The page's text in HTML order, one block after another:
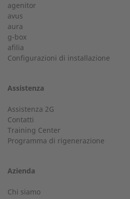
Cognome
Il tuo tecnico disponibile 24 ore su
Servizio Clienti
Il tuo referente per ogni
agenitor
avus
aura
g-box
afilia
Configurazioni di installazione
Assistenza
Assistenza 2G
Contatti
Training Center
Programma di rigenerazione
Azienda
Chi siamo